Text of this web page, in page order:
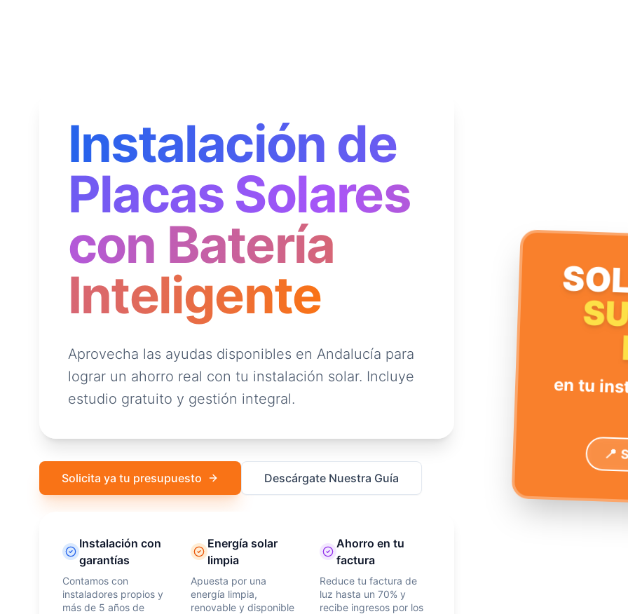
Instalación de
Placas Solares
con Batería
Inteligente
Aprovecha las ayudas disponibles en Andalucía para
lograr un ahorro real con tu instalación solar. Incluye
estudio gratuito y gestión integral.
Solicita ya tu presupuesto Descárgate Nuestra Guía
Instalación con
garantías
Contamos con
instaladores propios y
más de 5 años de
Energía solar
limpia
Apuesta por una
energía limpia,
renovable y disponible
Ahorro en tu
factura
Reduce tu factura de
luz hasta un 70% y
recibe ingresos por los
en tu
📍